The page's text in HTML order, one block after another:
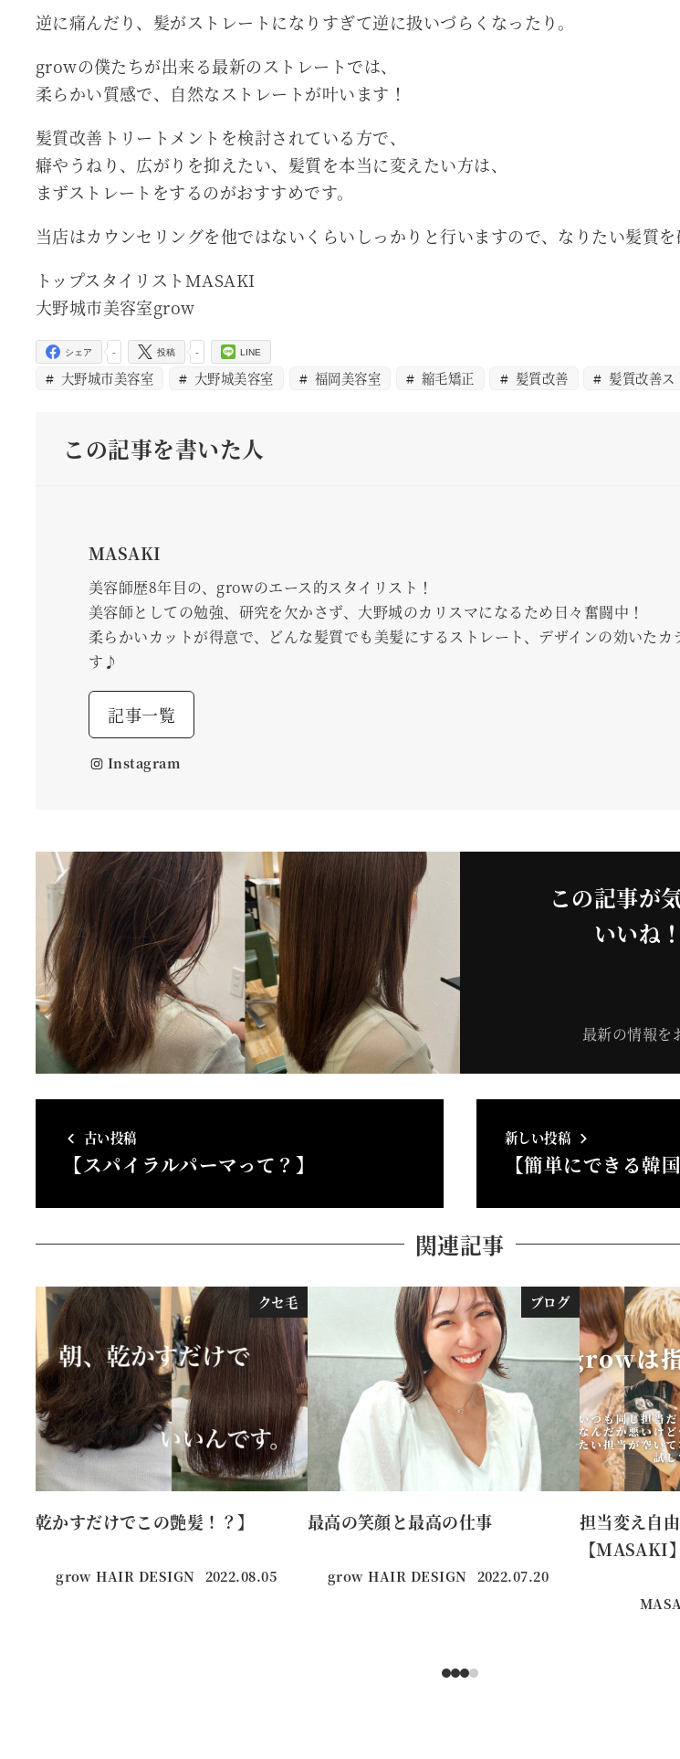
逆に痛んだり、髪がストレートになりすぎて逆に扱いづらくなったり。
growの僕たちが出来る最新のストレートでは、
柔らかい質感で、自然なストレートが叶います！
髪質改善トリートメントを検討されている方で、
癖やうねり、広がりを抑えたい、髪質を本当に変えたい方は、
まずストレートをするのがおすすめです。
当店はカウンセリングを他ではないくらいしっかりと行いますので、なりたい髪質
トップスタイリストMASAKI
大野城市美容室grow
-
シェア -
投稿 LINE
大野城市美容室 大野城美容室 福岡美容室 縮毛矯正 髪質改善 髪質改善ス
この記事を書いた人
MASAKI
美容師歴8年目の、growのエース的スタイリスト！
美容師としての勉強、研究を欠かさず、大野城のカリスマになるため日々奮闘中！
柔らかいカットが得意で、どんな髪質でも美髪にするストレート、デザインの効いたカ
す♪
記事一覧
Instagram
この記事が
いいね
最新の情報を
古い投稿
【スパイラルパーマって？】
新しい投稿
【簡単にできる韓
関連記事
クセ毛
乾かすだけでこの艶髪！？】
grow HAIR DESIGN 投稿日
2022.08.05
ブログ
最高の笑顔と最高の仕事
grow HAIR DESIGN 投稿日
2022.07.20
担当変え自
【MASAKI】